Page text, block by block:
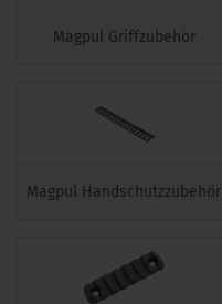
Magpul Griffzubehör
Magpul Handschutzzubehör